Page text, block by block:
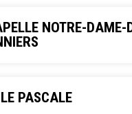
NOTRE-DAME-
PASCALE